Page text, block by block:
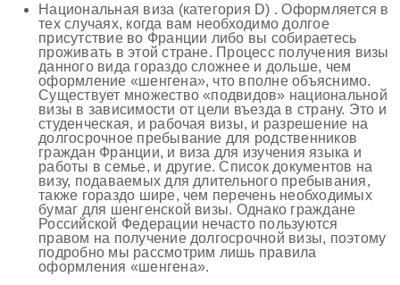
Национальная виза (категория D) . Оформляется в
тех случаях, когда вам необходимо долгое
присутствие во Франции либо вы собираетесь
проживать в этой стране. Процесс получения визы
данного вида гораздо сложнее и дольше, чем
оформление «шенгена», что вполне объяснимо.
Существует множество «подвидов» национальной
визы в зависимости от цели въезда в страну. Это и
студенческая, и рабочая визы, и разрешение на
долгосрочное пребывание для родственников
граждан Франции, и виза для изучения языка и
работы в семье, и другие. Список документов на
визу, подаваемых для длительного пребывания,
также гораздо шире, чем перечень необходимых
бумаг для шенгенской визы. Однако граждане
Российской Федерации нечасто пользуются
правом на получение долгосрочной визы, поэтому
подробно мы рассмотрим лишь правила
оформления «шенгена».